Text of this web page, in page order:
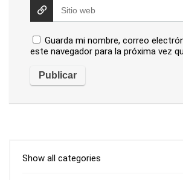
Guarda mi nombre, correo
este navegador para la próxima vez
Show all categories